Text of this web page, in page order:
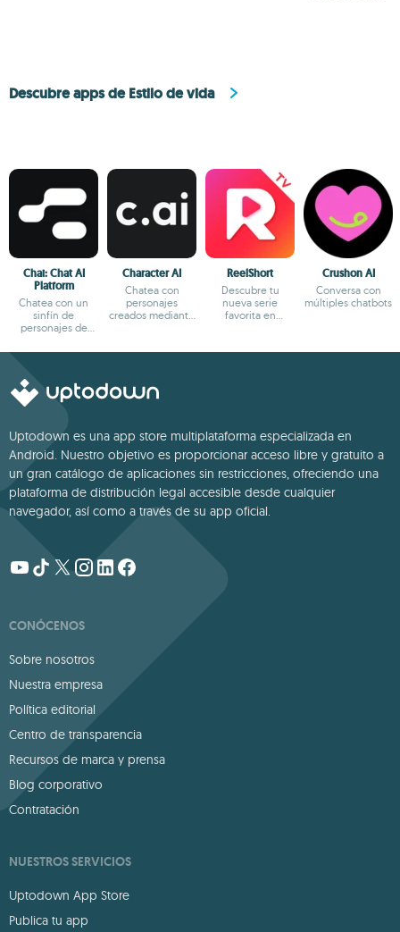
Descubre apps de Estilo de vida
Chai: Chat AI
Platform
Chatea con un
sinfín de
personajes de
Character AI
Chatea con
personajes
creados mediante
ReelShort
Descubre tu
nueva serie
favorita en
Crushon AI
Conversa con
múltiples chatbots
Uptodown es una app store multiplataforma especializada en
Android. Nuestro objetivo es proporcionar acceso libre y gratuito a
un gran catálogo de aplicaciones sin restricciones, ofreciendo una
plataforma de distribución legal accesible desde cualquier
navegador, así como a través de su app oficial.
CONÓCENOS
Sobre nosotros
Nuestra empresa
Política editorial
Centro de transparencia
Recursos de marca y prensa
Blog corporativo
Contratación
NUESTROS SERVICIOS
Uptodown App Store
Publica tu app